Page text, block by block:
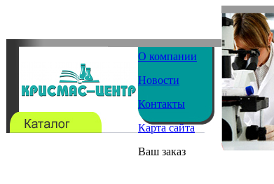
О компании
Новости
Контакты
Карта сайта
Ваш заказ